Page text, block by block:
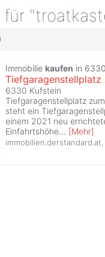
Immobilie kaufen in
Tiefgaragenstellplatz
6330 Kufstein
Tiefgaragenstellplatz zum
steht ein
einem 2021 neu
Einfahrtshöhe... [Mehr]
immobilien.derstandard.at